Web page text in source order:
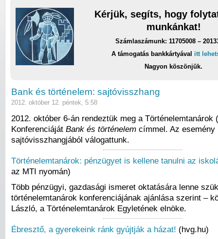
Kérjük, segíts, hogy
munkánkat!
Számlaszámunk: 11705008 –
A támogatás bankkártyával itt
Nagyon köszönjük.
Bank és történelem: sajtóvisszhang
2012. október 12. péntek, 5:58
2012. október 6-án rendeztük meg a Történelemtanárok
Konferenciáját Bank és történelem címmel. Az esemény
sajtóvisszhangjából válogattunk.
Történelemtanárok: pénzügyet is kellene tanulni az
az MTI nyomán)
Több pénzügyi, gazdasági ismeret oktatására lenne
történelemtanárok konferenciájának ajánlása szerint –
László, a Történelemtanárok Egyletének elnöke.
Ébresztő, a gyerekeink ránk gyújtják a házat! (hvg.hu)